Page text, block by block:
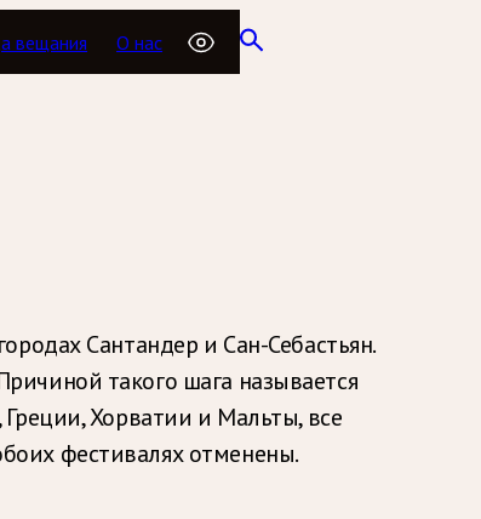
вещания О нас
Сантандер и Сан-Себастьян.
такого шага называется
Хорватии и Мальты, все
фестивалях отменены.